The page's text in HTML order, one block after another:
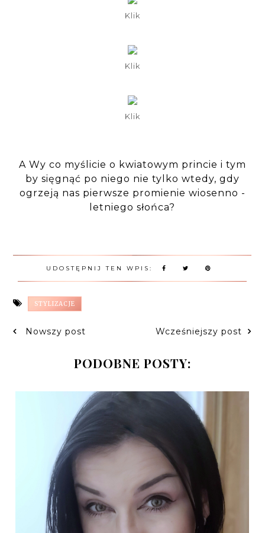
Klik
Klik
Klik
A Wy co myślicie o kwiatowym princie i tym
by sięgnąć po niego nie tylko wtedy, gdy
ogrzeją nas pierwsze promienie wiosenno -
letniego słońca?
UDOSTĘPNIJ TEN WPIS:
STYLIZACJE
Nowszy post Wcześniejszy post
PODOBNE POSTY: